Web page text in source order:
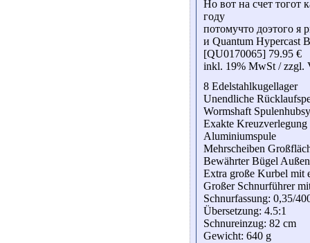
Но вот на счет тогот
году
потомучто доэтого я
и Quantum Hypercast
[QU0170065] 79.95 €
inkl. 19% MwSt / zzgl.
8 Edelstahlkugellager
Unendliche
Wormshaft
Exakte
Aluminiumspule
Mehrscheiben
Bewährter Bügel
Extra große Kurbel mit
Großer Schnurführer
Schnurfassung: 0,35/
Übersetzung: 4.5:1
Schnureinzug: 82 cm
Gewicht: 640 g